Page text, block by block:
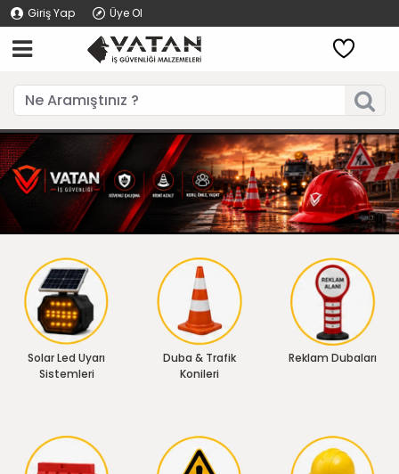
Giriş Yap Üye Ol
Solar Led Uyarı
Sistemleri
Duba & Trafik
Konileri
Reklam Dubaları